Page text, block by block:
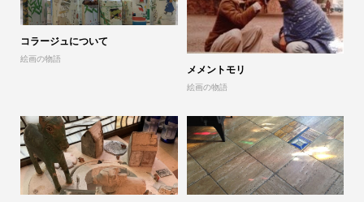
コラージュについて
絵画の物語
メメントモリ
絵画の物語